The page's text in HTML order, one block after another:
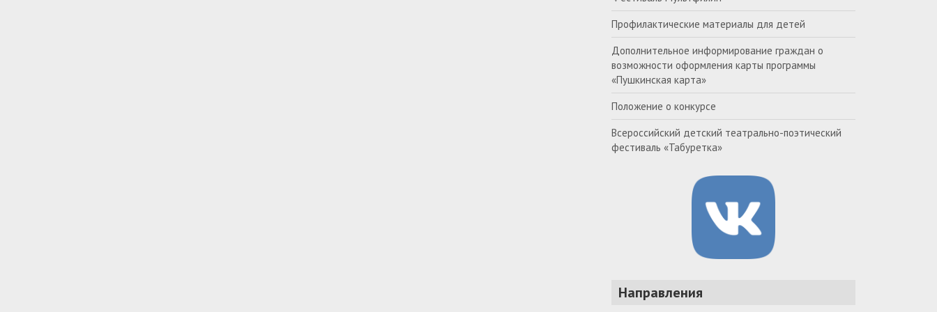
Профилактические материалы для детей
Дополнительное информирование граждан о
возможности оформления карты программы
«Пушкинская карта»
Положение о конкурсе
Всероссийский детский театрально-поэтический
фестиваль «Табуретка»
Направления